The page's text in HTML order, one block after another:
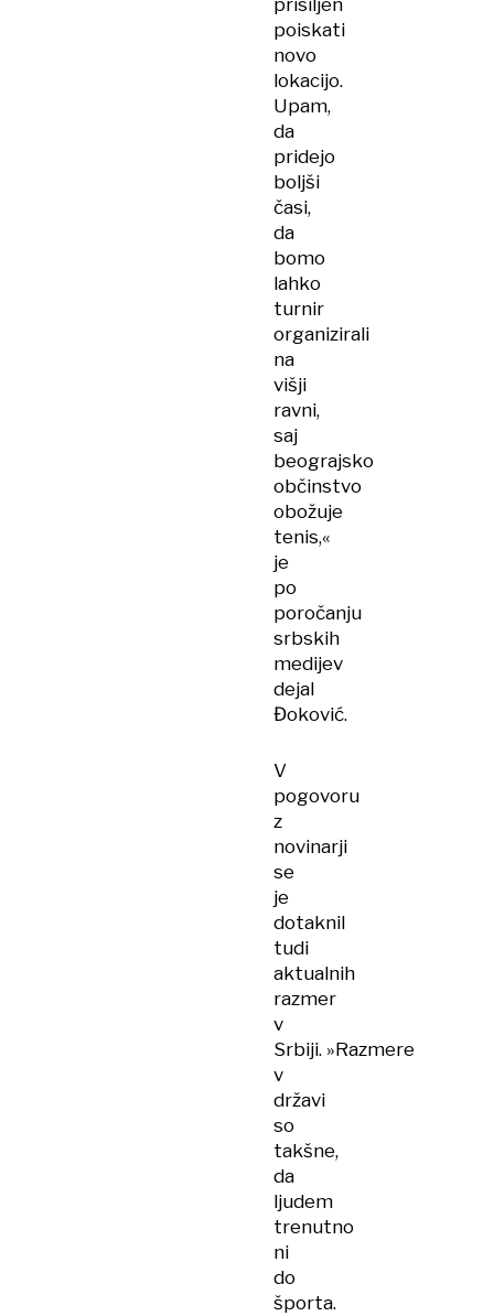
prisiljen
poiskati
novo
lokacijo.
Upam,
da
pridejo
boljši
časi,
da
bomo
lahko
turnir
organizirali
na
višji
ravni,
saj
beograjsko
občinstvo
obožuje
tenis,«
je
po
poročanju
srbskih
medijev
dejal
Đoković.
V
pogovoru
z
novinarji
se
je
dotaknil
tudi
aktualnih
razmer
v
Srbiji. »Razmere
v
državi
so
takšne,
da
ljudem
trenutno
ni
do
športa.